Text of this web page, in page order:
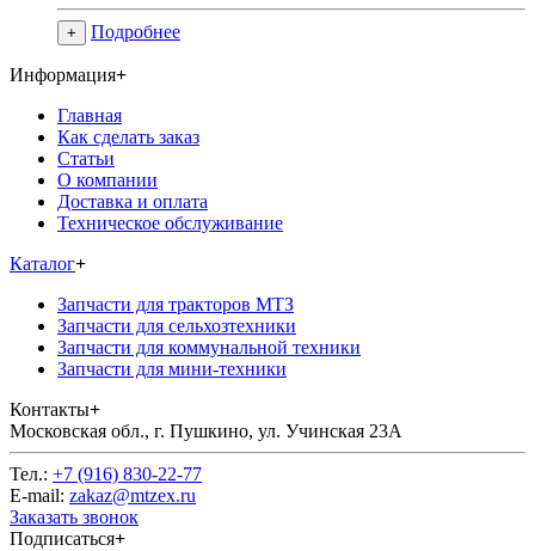
+ Подробнее
Информация+
Главная
Как сделать заказ
Статьи
О компании
Доставка и оплата
Техническое обслуживание
Каталог+
Запчасти для тракторов МТЗ
Запчасти для сельхозтехники
Запчасти для коммунальной техники
Запчасти для мини-техники
Контакты+
Московская обл., г. Пушкино, ул. Учинская 23А
Тел.: +7 (916) 830-22-77
E-mail: zakaz@mtzex.ru
Заказать звонок
Подписаться+